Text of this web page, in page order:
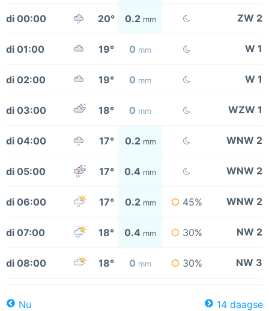
di 00:00 20° 0.2 mm ZW 2
di 01:00 19° 0 mm W 1
di 02:00 19° 0 mm W 1
di 03:00 18° 0 mm WZW 1
di 04:00 17° 0.2 mm WNW 2
di 05:00 17° 0.4 mm WNW 2
di 06:00 17° 0.2 mm 45% WNW 2
di 07:00 18° 0.4 mm 30% NW 2
di 08:00 18° 0 mm 30% NW 3
Nu 14 daagse